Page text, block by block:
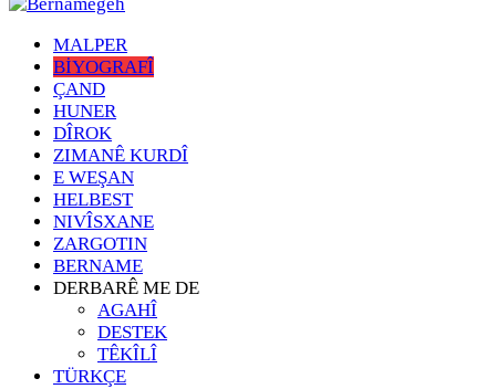
MALPER
BİYOGRAFÎ
ÇAND
HUNER
DÎROK
ZIMANÊ KURDÎ
E WEŞAN
HELBEST
NIVÎSXANE
ZARGOTIN
BERNAME
DERBARÊ ME DE
AGAHÎ
DESTEK
TÊKÎLÎ
TÜRKÇE